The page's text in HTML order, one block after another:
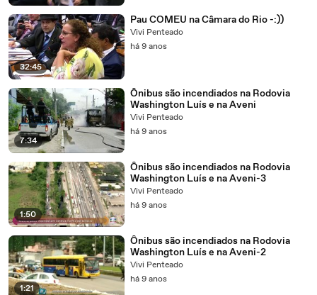
32:45
Pau COMEU na Câmara do Rio -:))
Vivi Penteado
há 9 anos
7:34
Ônibus são incendiados na Rodovia
Washington Luís e na Aveni
Vivi Penteado
há 9 anos
1:50
Ônibus são incendiados na Rodovia
Washington Luís e na Aveni-3
Vivi Penteado
há 9 anos
1:21
Ônibus são incendiados na Rodovia
Washington Luís e na Aveni-2
Vivi Penteado
há 9 anos